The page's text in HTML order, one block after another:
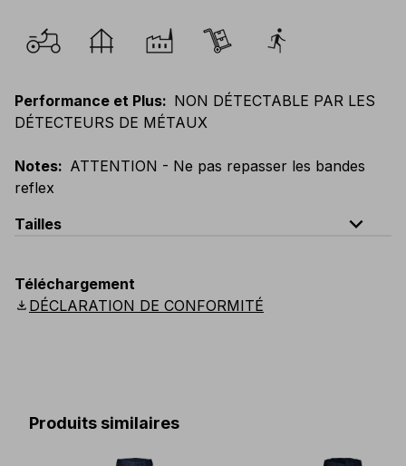
Performance et Plus: NON DÉTECTABLE PAR LES
DÉTECTEURS DE MÉTAUX
Notes: ATTENTION - Ne pas repasser les bandes
reflex
Tailles
expand_less
D : XXS- 6XL Scandinavian
UK: XXS-6XL US: XXS-6XL
Téléchargement
download DÉCLARATION DE CONFORMITÉ
Produits similaires